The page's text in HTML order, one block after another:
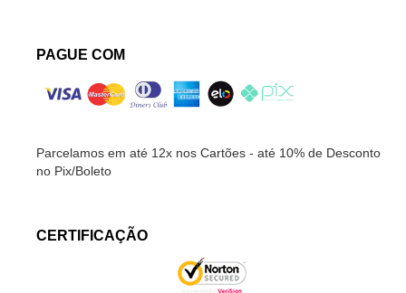
PAGUE COM
Parcelamos em até 12x nos Cartões - até 10% de Desconto
no Pix/Boleto
CERTIFICAÇÃO